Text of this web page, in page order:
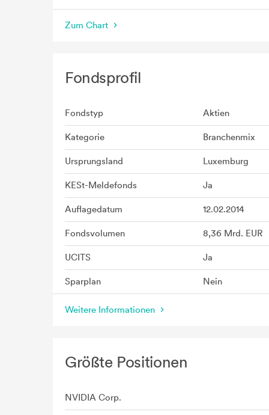
Zum Chart
Fondsprofil
Fondstyp Aktien
Kategorie Branchenmix
Ursprungsland Luxemburg
KESt-Meldefonds Ja
Auflagedatum 12.02.2014
Fondsvolumen 8,36 Mrd. EUR
UCITS Ja
Sparplan Nein
Weitere Informationen
Größte Positionen
NVIDIA Corp.